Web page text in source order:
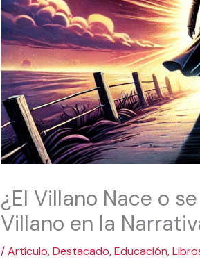
¿El Villano Nace o
Villano en la
/Artículo,Destacado,Educación,